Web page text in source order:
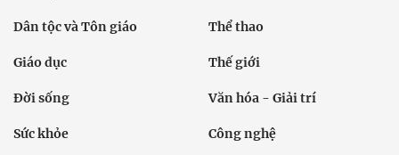
Dân tộc và Tôn giáo Thể thao
Giáo dục Thế giới
Đời sống Văn hóa - Giải trí
Sức khỏe Công nghệ